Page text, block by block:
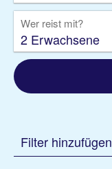
Wer reist mit?
2 Erwachsene
Filter hinzufügen